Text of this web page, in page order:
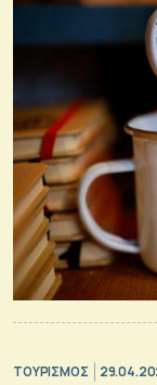
ΤΟΥΡΙΣΜΟΣ